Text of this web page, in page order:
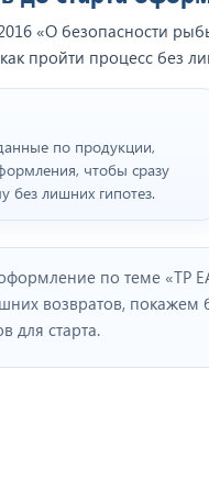
«О безопасности
пройти процесс без
по продукции,
чтобы сразу
без лишних гипотез.
по теме «ТР
возвратов,
для старта.